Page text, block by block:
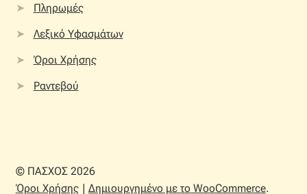
Πληρωμές
Λεξικό Υφασμάτων
Όροι Χρήσης
Ραντεβού
© ΠΑΣΧΟΣ 2026
Όροι Χρήσης
Δημιουργημένο με το WooCommerce.